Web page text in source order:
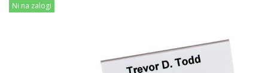
Ni na zalogi